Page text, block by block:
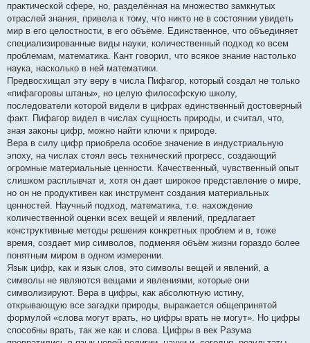
практической сфере, но, разделённая на множество замкнутых
отраслей знания, привела к тому, что никто не в состоянии увидеть
мир в его целостности, в его объёме. Единственное, что объединяет
специализированные виды науки, количественный подход ко всем
проблемам, математика. Кант говорил, что всякое знание настолько
наука, насколько в ней математики.
Предвосхищал эту веру в числа Пифагор, который создал не только
«пифагоровы штаны», но целую философскую школу,
последователи которой видели в цифрах единственный достоверный
факт. Пифагор видел в числах сущность природы, и считал, что,
зная законы цифр, можно найти ключи к природе.
Вера в силу цифр приобрела особое значение в индустриальную
эпоху, на числах стоял весь технический прогресс, создающий
огромные материальные ценности. Качественный, чувственный опыт
слишком расплывчат и, хотя он дает широкое представление о мире,
но он не продуктивен как инструмент создания материальных
ценностей. Научный подход, математика, т.е. нахождение
количественной оценки всех вещей и явлений, предлагает
конструктивные методы решения конкретных проблем и в, тоже
время, создает мир символов, подменяя объём жизни гораздо более
понятным миром в одном измерении.
Язык цифр, как и язык слов, это символы вещей и явлений, а
символы не являются вещами и явлениями, которые они
символизируют. Вера в цифры, как абсолютную истину,
открывающую все загадки природы, выражается общепринятой
формулой «слова могут врать, но цифры врать не могут». Но цифры
способны врать, так же как и слова. Цифры в век Разума